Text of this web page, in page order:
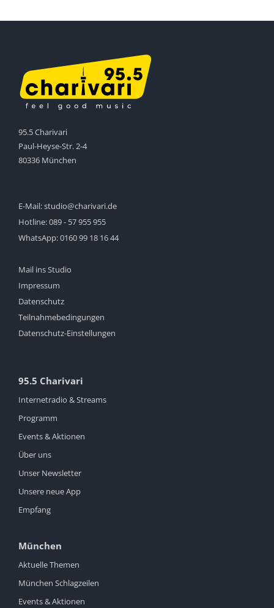
95.5 Charivari
Paul-Heyse-Str. 2-4
80336 München
E-Mail:studio@charivari.de
Hotline:089 - 57 955 955
WhatsApp:0160 99 18 16 44
Mail ins Studio
Impressum
Datenschutz
Teilnahmebedingungen
Datenschutz-Einstellungen
95.5 Charivari
Internetradio & Streams
Programm
Events & Aktionen
Über uns
Unser Newsletter
Unsere neue App
Empfang
München
Aktuelle Themen
München Schlagzeilen
Events & Aktionen